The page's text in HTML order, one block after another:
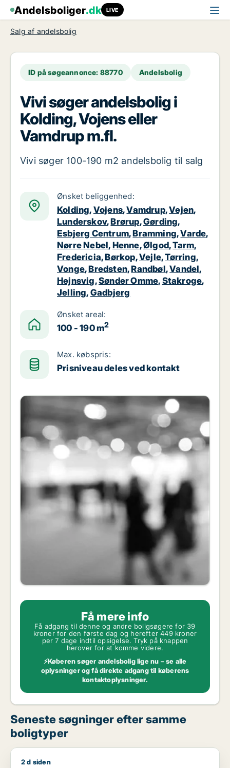
Andelsboliger.dk LIVE
Salg af andelsbolig
ID på søgeannonce: 88770 Andelsbolig
Vivi søger andelsbolig i
Kolding, Vojens eller
Vamdrup m.fl.
Vivi søger 100-190 m2 andelsbolig til salg
Ønsket beliggenhed:
Kolding, Vojens,Vamdrup,Vejen,
Lunderskov,Brørup,Gørding,
Esbjerg Centrum,Bramming,Varde,
Nørre Nebel, Henne,Ølgod,Tarm,
Fredericia,Børkop,Vejle,Tørring,
Vonge,Bredsten,Randbøl,Vandel,
Hejnsvig,Sønder Omme, Stakroge,
Jelling, Gadbjerg
Ønsket areal:
100 - 190 m2
Max. købspris:
Prisniveau deles ved kontakt
Få mere info
Få adgang til denne og andre boligsøgere for 39
kroner for den første dag og herefter 449 kroner
per 7 dage indtil opsigelse. Tryk på knappen
herover for at komme videre.
⚡Køberen søger andelsbolig lige nu – se alle
oplysninger og få direkte adgang til køberens
kontaktoplysninger.
Seneste søgninger efter samme
boligtyper
Nina søger andelsbolig i Østerbro, Hellerup eller
2 d siden